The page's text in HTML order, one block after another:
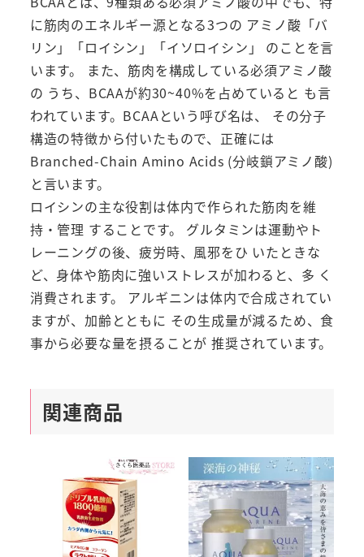
ル
ギ
ニ
ン
配
合
個
に筋肉のエネルギー源となる3つの アミノ酸「バ
リン」「ロイシン」「イソロイシン」 のことを言
います。 また、筋肉を構成している必須アミノ酸
の うち、BCAAが約30~40%を占めていると も言
われています。BCAAという呼び名は、 その分子
構造の特徴から付いたもので、正確には
Branched-Chain Amino Acids (分岐鎖アミノ酸)
と言います。
ロイシンの主な役割は体内で作られた筋肉を維
持・管理 することです。 グルタミンは運動やト
レーニングの後、疲労時、風邪をひ いたときな
ど、身体や筋肉に強いストレスが加わると、多 く
消費されます。 アルギニンは体内で合成されてい
ますが、加齢とともに その生成量が減るため、食
事から必要な量を摂ることが 推奨されています。
関連商品